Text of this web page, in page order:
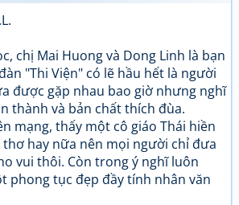
chị Mai Huong và Dong Linh là bạn
"Thi Viện" có lẽ hầu hết là người
được gặp nhau bao giờ nhưng nghĩ
thành và bản chất thích đùa.
mạng, thấy một cô giáo Thái hiền
thơ hay nữa nên mọi người chỉ đưa
vui thôi. Còn trong ý nghĩ luôn
phong tục đẹp đầy tính nhân văn